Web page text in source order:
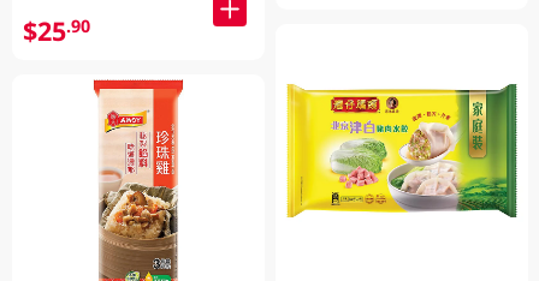
$25.90